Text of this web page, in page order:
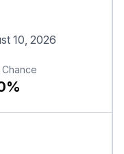
10, 2026
Chance